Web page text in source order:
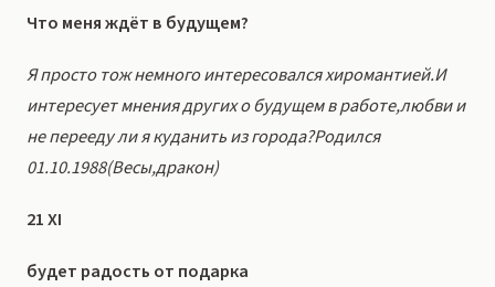
Что меня ждёт в будущем?
Я просто тож немного интересовался хиромантией.И
интересует мнения других о будущем в работе,любви и
не перееду ли я куданить из города?Родился
01.10.1988(Весы,дракон)
21 XI
будет радость от подарка